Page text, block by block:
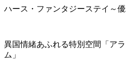
ハース・ファンタジーステイ～
異国情緒あふれる特別空間「ア
ム」